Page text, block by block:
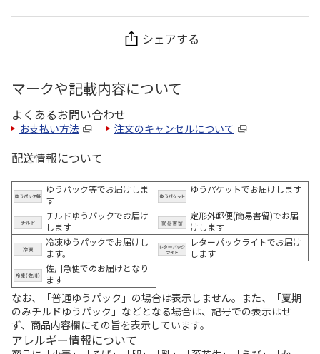
シェアする
マークや記載内容について
よくあるお問い合わせ
お支払い方法 注文のキャンセルについて
配送情報について
ゆうパック等でお届けしま
す
ゆうパケットでお届けします
チルドゆうパックでお届け
します
定形外郵便(簡易書留)でお届
けします
冷凍ゆうパックでお届けし
ます。
レターパックライトでお届け
します
佐川急便でのお届けとなり
ます
なお、「普通ゆうパック」の場合は表示しません。また、「夏期
のみチルドゆうパック」などとなる場合は、記号での表示はせ
ず、商品内容欄にその旨を表示しています。
アレルギー情報について